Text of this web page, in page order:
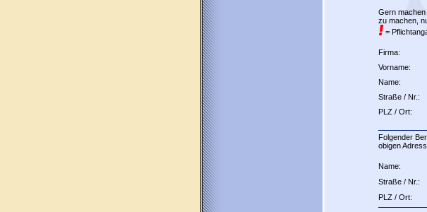
Gern machen
zu machen,
=
Firma:
Vorname:
Name:
Straße / Nr.:
PLZ / Ort:
Folgender
obigen
Name:
Straße / Nr.:
PLZ / Ort: